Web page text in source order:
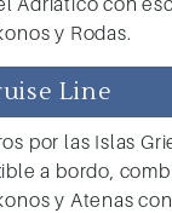
y Rodas.
Line
por las Islas
a bordo,
y Atenas